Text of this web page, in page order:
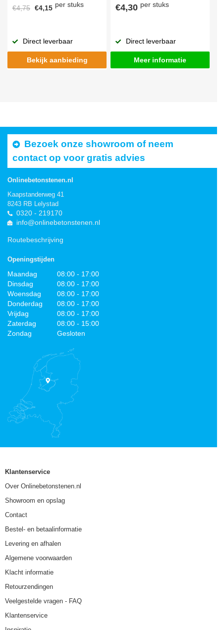
€4,75 €4,15 per stuks
Direct leverbaar
Bekijk aanbieding
€4,30 per stuks
Direct leverbaar
Meer informatie
Bezoek onze showroom of neem
contact op voor gratis advies
Onlinebetonstenen.nl
Kaapstanderweg 41
8243 RB Lelystad
0320 - 219170
info@onlinebetonstenen.nl
Routebeschrijving
Openingstijden
Maandag
08:00 - 17:00
Dinsdag
08:00 - 17:00
Woensdag
08:00 - 17:00
Donderdag
08:00 - 17:00
Vrijdag
08:00 - 17:00
Zaterdag
08:00 - 15:00
Zondag
Gesloten
Klantenservice
Over Onlinebetonstenen.nl
Showroom en opslag
Contact
Bestel- en betaalinformatie
Levering en afhalen
Algemene voorwaarden
Klacht informatie
Retourzendingen
Veelgestelde vragen - FAQ
Klantenservice